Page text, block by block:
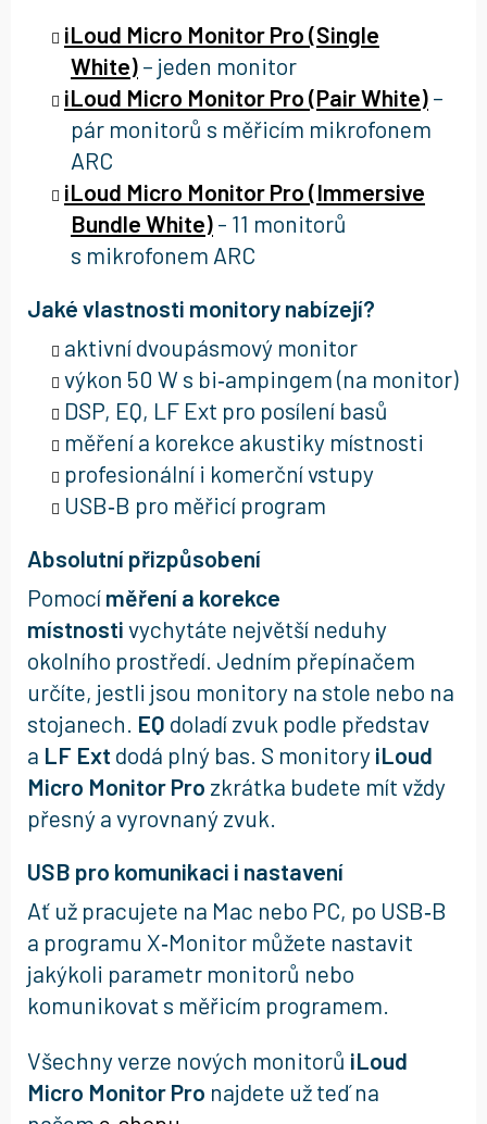
iLoud Micro Monitor Pro (Single
White) – jeden monitor
iLoud Micro Monitor Pro (Pair White) –
pár monitorů s měřicím mikrofonem
ARC
iLoud Micro Monitor Pro (Immersive
Bundle White) - 11 monitorů
s mikrofonem ARC
Jaké vlastnosti monitory nabízejí?
aktivní dvoupásmový monitor
výkon 50 W s bi‑ampingem (na monitor)
DSP, EQ, LF Ext pro posílení basů
měření a korekce akustiky místnosti
profesionální i komerční vstupy
USB‑B pro měřicí program
Absolutní přizpůsobení
Pomocí měření a korekce
místnosti vychytáte největší neduhy
okolního prostředí. Jedním přepínačem
určíte, jestli jsou monitory na stole nebo na
stojanech. EQ doladí zvuk podle představ
a LF Ext dodá plný bas. S monitory iLoud
Micro Monitor Pro zkrátka budete mít vždy
přesný a vyrovnaný zvuk.
USB pro komunikaci i nastavení
Ať už pracujete na Mac nebo PC, po USB‑B
a programu X‑Monitor můžete nastavit
jakýkoli parametr monitorů nebo
komunikovat s měřicím programem.
Všechny verze nových monitorů iLoud
Micro Monitor Pro najdete už teď na